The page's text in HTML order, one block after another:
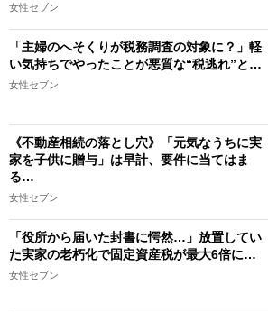
女性セブン
「主婦のへそくりが税務調査の対象に？」軽
い気持ちでやったことが悪質な“税逃れ”と…
女性セブン
《不動産相続の落とし穴》「元気なうちに実
家を子供に贈与」は早計、要件に当てはま
る…
女性セブン
「役所から届いた封書に愕然…」放置してい
た実家の老朽化で固定資産税が最大6倍に…
女性セブン